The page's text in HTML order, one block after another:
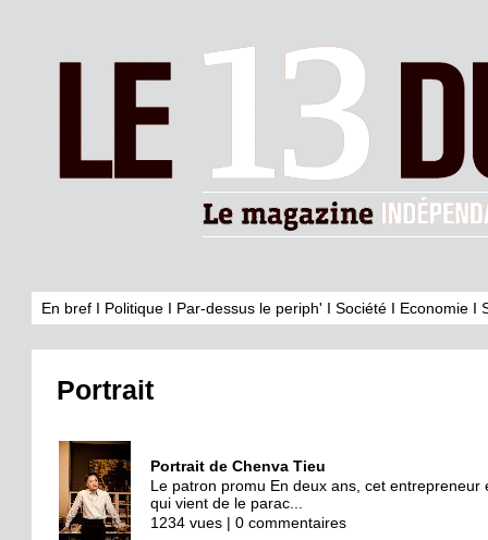
En bref I Politique I Par-dessus le periph' I Société I Economie I
Portrait
Portrait de Chenva Tieu
Le patron promu En deux ans, cet
qui vient de le parac...
1234 vues | 0 commentaires